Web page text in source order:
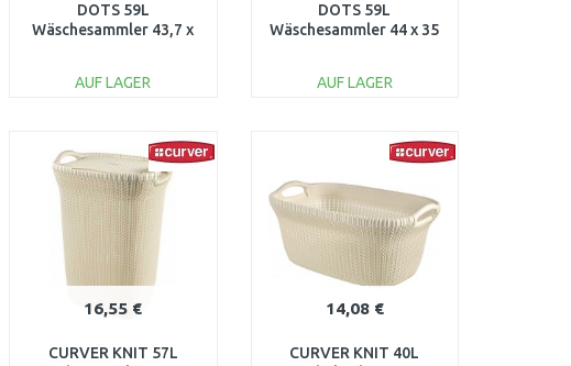
DOTS 59L
Wäschesammler 43,7 x
AUF LAGER
Vergleichen
DOTS 59L
Wäschesammler 44 x 35
AUF LAGER
16,55 €
CURVER KNIT 57L
14,08 €
CURVER KNIT 40L